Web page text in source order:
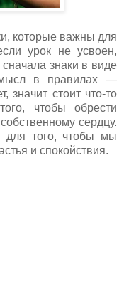
которые важны для
урок не усвоен,
знаки в виде
в правилах —
значит стоит что-то
чтобы обрести
сердцу.
для того, чтобы мы
и спокойствия.